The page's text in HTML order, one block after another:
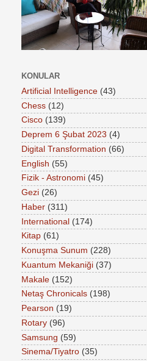
KONULAR
Artificial Intelligence (43)
Chess (12)
Cisco (139)
Deprem 6 Şubat 2023 (4)
Digital Transformation (66)
English (55)
Fizik - Astronomi (45)
Gezi (26)
Haber (311)
International (174)
Kitap (61)
Konuşma Sunum (228)
Kuantum Mekaniği (37)
Makale (152)
Netaş Chronicals (198)
Pearson (19)
Rotary (96)
Samsung (59)
Sinema/Tiyatro (35)